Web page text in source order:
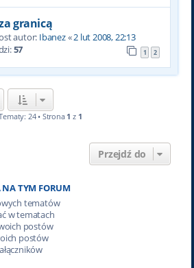
granicą
autor: Ibanez«2 lut 2008, 22:13
57 1 2
24 • Strona1 z 1
Przejdź do
TYM FORUM
tematów
w tematach
postów
postów